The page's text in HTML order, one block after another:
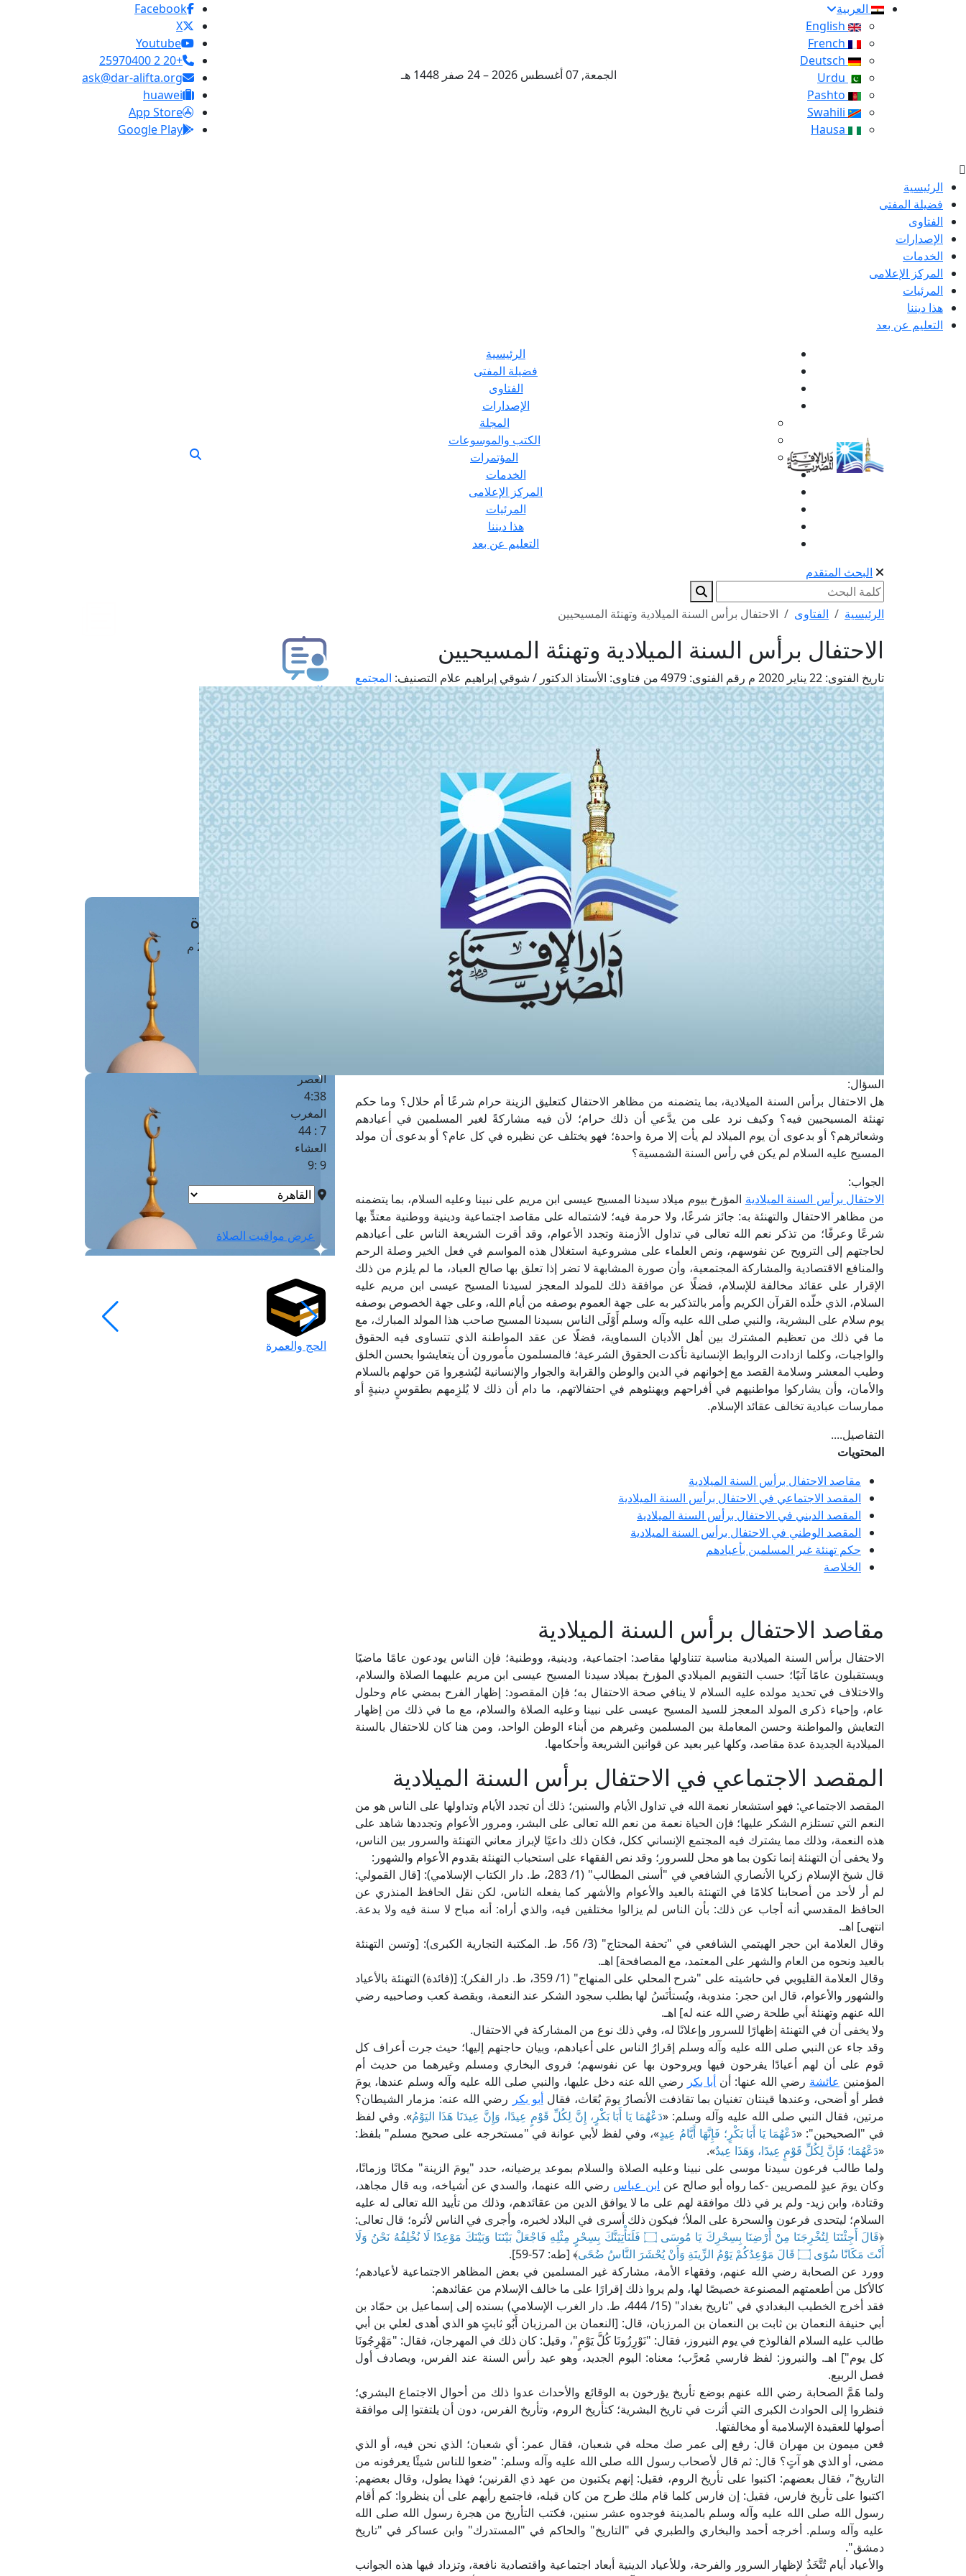
العربية
الجمعة, 07 أغسطس 2026 – 24 صفر 1448 هـ
Facebook
X
Youtube
+20 2 25970400
ask@dar-alifta.org
huawei
App Store
Google Play
الرئيسية
فضيلة المفتى
الفتاوى
الإصدارات
الخدمات
المركز الإعلامى
المرئيات
هذا ديننا
التعليم عن بعد
الرئيسية
فضيلة المفتى
الفتاوى
الإصدارات
المجلة
الكتب والموسوعات
المؤتمرات
الخدمات
المركز الإعلامى
المرئيات
هذا ديننا
التعليم عن بعد
البحث المتقدم
الرئيسية الفتاوى الاحتفال برأس السنة الميلادية وتهنئة المسيحيين
الاحتفال برأس السنة الميلادية وتهنئة المسيحيين
تاريخ الفتوى: رقم الفتوى: من فتاوى: الأستاذ الدكتور / شوقي إبراهيم علام التصنيف: المجتمع
السؤال:
هل الاحتفال برأس السنة الميلادية، بما يتضمنه من مظاهر الاحتفال كتعليق الزينة حرام شرعًا أم حلال؟ وما حكم
تهنئة المسيحيين فيه؟ وكيف نرد على من يدَّعي أن ذلك حرام؛ لأن فيه مشاركةً لغير المسلمين في أعيادهم
وشعائرهم؟ أو بدعوى أن يوم الميلاد لم يأت إلا مرة واحدة؛ فهو يختلف عن نظيره في كل عام؟ أو بدعوى أن مولد
المسيح عليه السلام لم يكن في رأس السنة الشمسية؟
الجواب:
الاحتفال برأس السنة الميلادية المؤرخ بيوم ميلاد سيدنا المسيح عيسى ابن مريم على نبينا وعليه السلام، بما يتضمنه
من مظاهر الاحتفال والتهنئة به: جائز شرعًا، ولا حرمة فيه؛ لاشتماله على مقاصد اجتماعية ودينية ووطنية معتدٍّ بها
شرعًا وعرفًا؛ من تذكر نعم الله تعالى في تداول الأزمنة وتجدد الأعوام، وقد أقرت الشريعة الناس على أعيادهم
لحاجتهم إلى الترويح عن نفوسهم، ونص العلماء على مشروعية استغلال هذه المواسم في فعل الخير وصلة الرحم
والمنافع الاقتصادية والمشاركة المجتمعية، وأن صورة المشابهة لا تضر إذا تعلق بها صالح العباد، ما لم يلزم من ذلك
الإقرار على عقائد مخالفة للإسلام، فضلًا عن موافقة ذلك للمولد المعجز لسيدنا المسيح عيسى ابن مريم عليه
السلام، الذي خلّده القرآن الكريم وأمر بالتذكير به على جهة العموم بوصفه من أيام الله، وعلى جهة الخصوص بوصفه
يوم سلام على البشرية، والنبي صلى الله عليه وآله وسلم أَوْلَى الناس بسيدنا المسيح صاحب هذا المولد المبارك، مع
ما في ذلك من تعظيم المشترك بين أهل الأديان السماوية، فضلًا عن عقد المواطنة الذي تتساوى فيه الحقوق
والواجبات، وكلما ازدادت الروابط الإنسانية تأكدت الحقوق الشرعية؛ فالمسلمون مأمورون أن يتعايشوا بحسن الخلق
وطيب المعشر وسلامة القصد مع إخوانهم في الدين والوطن والقرابة والجوار والإنسانية ليُشعِروا مَن حولهم بالسلام
والأمان، وأن يشاركوا مواطنيهم في أفراحهم ويهنئوهم في احتفالاتهم، ما دام أن ذلك لا يُلزِمهم بطقوسٍ دينيةٍ أو
ممارسات عبادية تخالف عقائد الإسلام.
التفاصيل....
المحتويات
مقاصد الاحتفال برأس السنة الميلادية
المقصد الاجتماعي في الاحتفال برأس السنة الميلادية
المقصد الديني في الاحتفال برأس السنة الميلادية
المقصد الوطني في الاحتفال برأس السنة الميلادية
حكم تهنئة غير المسلمين بأعيادهم
الخلاصة
مقاصد الاحتفال برأس السنة الميلادية
الاحتفال برأس السنة الميلادية مناسبة تتناولها مقاصد: اجتماعية، ودينية، ووطنية؛ فإن الناس يودعون عامًا ماضيًا
ويستقبلون عامًا آتيًا؛ حسب التقويم الميلادي المؤرخ بميلاد سيدنا المسيح عيسى ابن مريم عليهما الصلاة والسلام،
والاختلاف في تحديد مولده عليه السلام لا ينافي صحة الاحتفال به؛ فإن المقصود: إظهار الفرح بمضي عام وحلول
عام، وإحياء ذكرى المولد المعجز للسيد المسيح عيسى على نبينا وعليه الصلاة والسلام، مع ما في ذلك من إظهار
التعايش والمواطنة وحسن المعاملة بين المسلمين وغيرهم من أبناء الوطن الواحد، ومن هنا كان للاحتفال بالسنة
الميلادية الجديدة عدة مقاصد، وكلها غير بعيد عن قوانين الشريعة وأحكامها.
المقصد الاجتماعي في الاحتفال برأس السنة الميلادية
المقصد الاجتماعي: فهو استشعار نعمة الله في تداول الأيام والسنين؛ ذلك أن تجدد الأيام وتداولها على الناس هو من
النعم التي تستلزم الشكر عليها؛ فإن الحياة نعمة من نعم الله تعالى على البشر، ومرور الأعوام وتجددها شاهد على
هذه النعمة، وذلك مما يشترك فيه المجتمع الإنساني ككل، فكان ذلك داعيًا لإبراز معاني التهنئة والسرور بين الناس،
ولا يخفى أن التهنئة إنما تكون بما هو محل للسرور؛ وقد نص الفقهاء على استحباب التهنئة بقدوم الأعوام والشهور:
قال شيخ الإسلام زكريا الأنصاري الشافعي في "أسنى المطالب" (1/ 283، ط. دار الكتاب الإسلامي): [قال القمولي:
لم أر لأحد من أصحابنا كلامًا في التهنئة بالعيد والأعوام والأشهر كما يفعله الناس، لكن نقل الحافظ المنذري عن
الحافظ المقدسي أنه أجاب عن ذلك: بأن الناس لم يزالوا مختلفين فيه، والذي أراه: أنه مباح لا سنة فيه ولا بدعة.
انتهى] اهـ.
وقال العلامة ابن حجر الهيتمي الشافعي في "تحفة المحتاج" (3/ 56، ط. المكتبة التجارية الكبرى): [وتسن التهنئة
بالعيد ونحوه من العام والشهر على المعتمد، مع المصافحة] اهـ.
وقال العلامة القليوبي في حاشيته على "شرح المحلي على المنهاج" (1/ 359، ط. دار الفكر): [(فائدة) التهنئة بالأعياد
والشهور والأعوام، قال ابن حجر: مندوبة، ويُستأنَسُ لها بطلب سجود الشكر عند النعمة، وبقصة كعب وصاحبيه رضي
الله عنهم وتهنئة أبي طلحة رضي الله عنه له] اهـ.
ولا يخفى أن في التهنئة إظهارًا للسرور وإعلانًا له، وفي ذلك نوع من المشاركة في الاحتفال.
وقد جاء عن النبي صلى الله عليه وآله وسلم إقرارُ الناس على أعيادهم، وبيان حاجتهم إليها؛ حيث جرت أعراف كل
قوم على أن لهم أعيادًا يفرحون فيها ويروحون بها عن نفوسهم؛ فروى البخاري ومسلم وغيرهما من حديث أم
المؤمنين عائشة رضي الله عنها: أن أبا بكر رضي الله عنه دخل عليها، والنبي صلى الله عليه وآله وسلم عندها، يومَ
فطر أو أضحى، وعندها قينتان تغنيان بما تقاذفت الأنصارُ يومَ بُعَاث، فقالأبو بكر رضي الله عنه: مزمار الشيطان؟
مرتين، فقال النبي صلى الله عليه وآله وسلم: «دَعْهُمَا يَا أَبَا بَكْرٍ، إِنَّ لِكُلِّ قَوْمٍ عِيدًا، وَإِنَّ عِيدَنَا هَذَا اليَوْمُ». وفي لفظ
في "الصحيحين": «دَعْهُمَا يَا أَبَا بَكْرٍ؛ فَإِنَّهَا أَيَّامُ عِيدٍ»، وفي لفظ لأبي عوانة في "مستخرجه على صحيح مسلم" بلفظ:
«دَعْهُمَا؛ فَإِنَّ لِكُلِّ قَوْمٍ عِيدًا، وَهَذَا عِيدٌ».
ولما طالب فرعون سيدنا موسى على نبينا وعليه الصلاة والسلام بموعد يرضيانه، حدد "يومَ الزينة" مكانًا وزمانًا،
وكان يومَ عيدٍ للمصريين -كما رواه أبو صالح عن ابن عباس رضي الله عنهما، والسدي عن أشياخه، وبه قال مجاهد،
وقتادة، وابن زيد- ولم ير في ذلك موافقة لهم على ما لا يوافق الدين من عقائدهم، وذلك من تأييد الله تعالى له عليه
السلام؛ ليتحدى فرعون والسحرة على الملأ؛ فيكون ذلك أسرى في البلاد لخبره، وأجرى في الناس لأثره؛ قال تعالى:
﴿
قَالَ أَجِئْتَنَا لِتُخْرِجَنَا مِنْ أَرْضِنَا بِسِحْرِكَ يَا مُوسَى ۝ فَلَنَأْتِيَنَّكَ بِسِحْرٍ مِثْلِهِ فَاجْعَلْ بَيْنَنَا وَبَيْنَكَ مَوْعِدًا لَا نُخْلِفُهُ نَحْنُ وَلَا
أَنْتَ مَكَانًا سُوًى ۝ قَالَ مَوْعِدُكُمْ يَوْمُ الزِّينَةِ وَأَنْ يُحْشَرَ النَّاسُ ضُحًى
﴾ [طه: 57-59].
وورد عن الصحابة رضي الله عنهم، وفقهاء الأمة، مشاركة غير المسلمين في بعض المظاهر الاجتماعية لأعيادهم؛
كالأكل من أطعمتهم المصنوعة خصيصًا لها، ولم يروا ذلك إقرارًا على ما خالف الإسلام من عقائدهم:
فقد أخرج الخطيب البغدادي في "تاريخ بغداد" (15/ 444، ط. دار الغرب الإسلامي) بسنده إلى إسماعيل بن حمّاد بن
أبي حنيفة النعمان بن ثابت بن النعمان بن المرزبان، قال: [النعمان بن المرزبان أَبُو ثابتٍ هو الذي أهدى لعلي بن أبي
طالب عليه السلام الفالوذج في يوم النيروز، فقال: "نَوْرِزُونَا كُلَّ يَوْمٍ"، وقيل: كان ذلك في المهرجان، فقال: "مَهْرِجُونَا
كل يوم"] اهـ. والنيروز: لفظ فارسي مُعرَّب؛ معناه: اليوم الجديد، وهو عيد رأس السنة عند الفرس، ويصادف أول
فصل الربيع.
ولما هَمَّ الصحابة رضي الله عنهم بوضع تأريخ يؤرخون به الوقائع والأحداث عدوا ذلك من أحوال الاجتماع البشري؛
فنظروا إلى الحوادث الكبرى التي أثرت في تاريخ البشرية؛ كتأريخ الروم، وتأريخ الفرس، دون أن يلتفتوا إلى موافقة
أصولها للعقيدة الإسلامية أو مخالفتها.
فعن ميمون بن مهران قال: رفع إلى عمر صك محله في شعبان، فقال عمر: أي شعبان؛ الذي نحن فيه، أو الذي
مضى، أو الذي هو آتٍ؟ قال: ثم قال لأصحاب رسول الله صلى الله عليه وآله وسلم: "ضعوا للناس شيئًا يعرفونه من
التاريخ"، فقال بعضهم: اكتبوا على تأريخ الروم، فقيل: إنهم يكتبون من عهد ذي القرنين؛ فهذا يطول، وقال بعضهم:
اكتبوا على تأريخ فارس، فقيل: إن فارس كلما قام ملك طرح من كان قبله، فاجتمع رأيهم على أن ينظروا: كم أقام
رسول الله صلى الله عليه وآله وسلم بالمدينة فوجدوه عشر سنين، فكتب التأريخ من هجرة رسول الله صلى الله
عليه وآله وسلم. أخرجه أحمد والبخاري والطبري في "التاريخ" والحاكم في "المستدرك" وابن عساكر في "تاريخ
دمشق".
والأعياد أيام تُتَّخَذُ لإظهار السرور والفرحة، وللأعياد الدينية أبعاد اجتماعية واقتصادية نافعة، وتزداد فيها هذه الجوانب
طلب فتوى
استعلام عن فتوى
حجز موعد
الفتوى الهاتفية
مَواقِيتُ الصَّـــلاة
العصر
4:38
المغرب
7 : 44
العشاء
9 :9
عرض مواقيت الصلاة
الحج والعمرة